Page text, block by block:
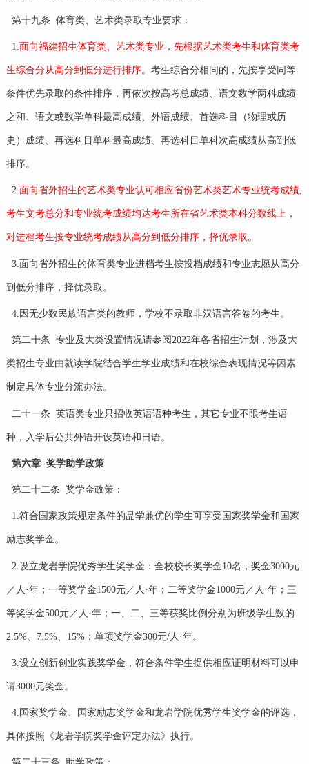
第十九条 体育类、艺术类录取专业要求：
1.面向福建招生体育类、艺术类专业，先根据艺术类考生和体育类考
生综合分从高分到低分进行排序。考生综合分相同的，先按享受同等
条件优先录取的条件排序，再依次按高考总成绩、语文数学两科成绩
之和、语文或数学单科最高成绩、外语成绩、首选科目（物理或历
史）成绩、再选科目单科最高成绩、再选科目单科次高成绩从高到低
排序。
2.面向省外招生的艺术类专业认可相应省份艺术类艺术专业统考成绩,
考生文考总分和专业统考成绩均达考生所在省艺术类本科分数线上，
对进档考生按专业统考成绩从高分到低分排序，择优录取 。
3.面向省外招生的体育类专业进档考生按投档成绩和专业志愿从高分
到低分排序，择优录取。
4.因无少数民族语言类的教师，学校不录取非汉语言答卷的考生。
第二十条 专业及大类设置情况请参阅2022年各省招生计划，涉及大
类招生专业由就读学院结合学生学业成绩和在校综合表现情况等因素
制定具体专业分流办法。
二十一条 英语类专业只招收英语语种考生，其它专业不限考生语
种，入学后公共外语开设英语和日语。
第六章 奖学助学政策
第二十二条 奖学金政策：
1.符合国家政策规定条件的品学兼优的学生可享受国家奖学金和国家
励志奖学金。
2.设立龙岩学院优秀学生奖学金：全校校长奖学金10名，奖金3000元
／人·年；一等奖学金1500元／人·年；二等奖学金1000元／人·年；三
等奖学金500元／人·年；一、二、三等获奖比例分别为班级学生数的
2.5%、7.5%、15%；单项奖学金300元/人·年。
3.设立创新创业实践奖学金，符合条件学生提供相应证明材料可以申
请3000元奖金。
4.国家奖学金、国家励志奖学金和龙岩学院优秀学生奖学金的评选，
具体按照《龙岩学院奖学金评定办法》执行。